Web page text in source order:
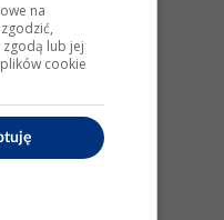
co ma
na
lub jej
cookie